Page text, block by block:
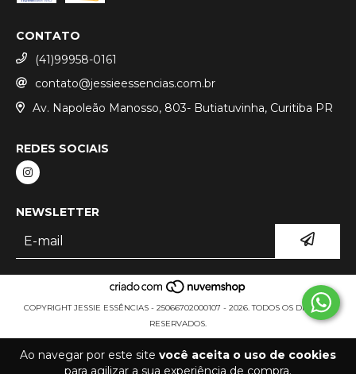
Ao navegar por este site você aceita o uso de cookies
para agilizar a sua experiência de compra.
CONTATO
(41)99958-0161
contato@jessieessencias.com.br
Av. Napoleão Manosso, 803- Butiatuvinha, Curitiba PR
REDES SOCIAIS
NEWSLETTER
COPYRIGHT JESSIE ESSÊNCIAS - 25066702000107 - 2026. TODOS OS DIREITOS
RESERVADOS.